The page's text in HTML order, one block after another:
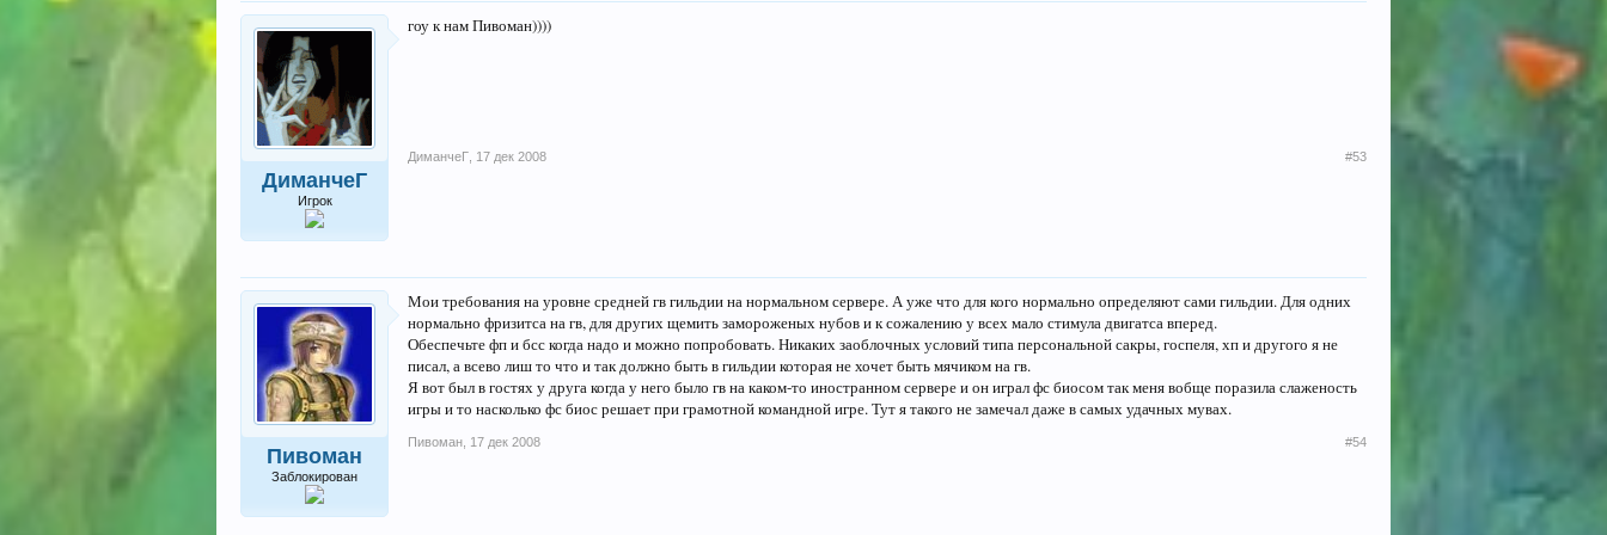
ДиманчеГ
Игрок
гоу к нам Пивоман))))
ДиманчеГ 17 дек 2008 #53
Пивоман
Заблокирован
Мои требования на уровне средней гв гильдии на нормальном сервере. А уже что для кого нормально определяют сами гильдии. Для одних
нормально фризитса на гв, для других щемить замороженых нубов и к сожалению у всех мало стимула двигатса вперед.
Обеспечьте фп и бсс когда надо и можно попробовать. Никаких заоблочных условий типа персональной сакры, госпеля, хп и другого я не
писал, а всево лиш то что и так должно быть в гильдии которая не хочет быть мячиком на гв.
Я вот был в гостях у друга когда у него было гв на каком-то иностранном сервере и он играл фс биосом так меня вобще поразила слаженость
игры и то насколько фс биос решает при грамотной командной игре. Тут я такого не замечал даже в самых удачных мувах.
Пивоман 17 дек 2008 #54